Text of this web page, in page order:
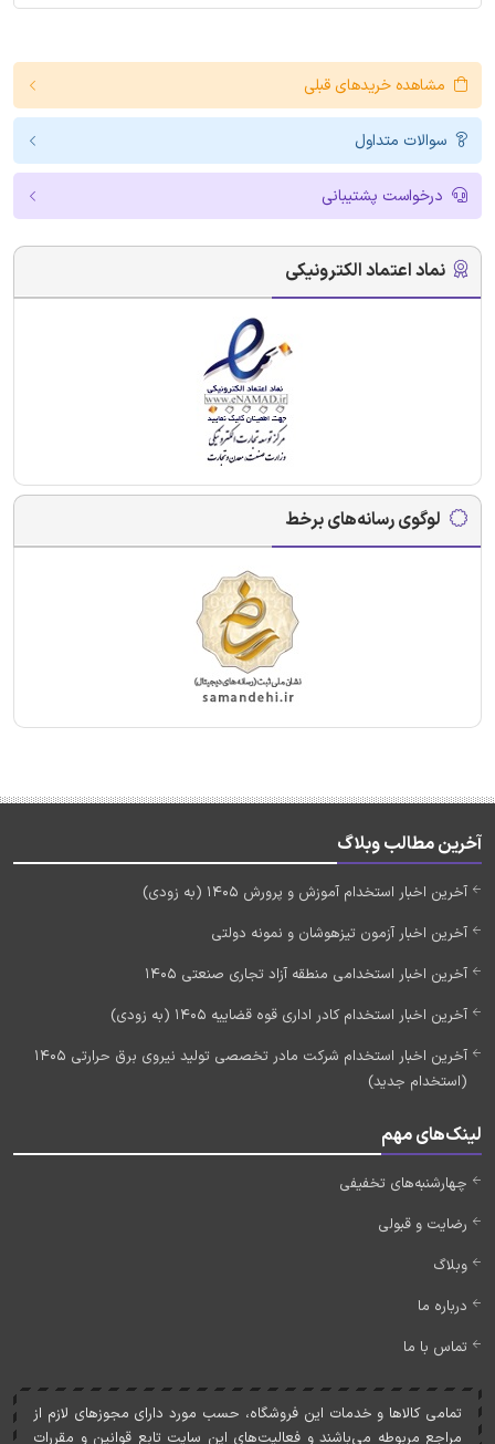
مشاهده خریدهای قبلی
سوالات متداول
درخواست پشتیبانی
نماد اعتماد الکترونیکی
لوگوی رسانه‌های برخط
آخرین مطالب وبلاگ
آخرین اخبار استخدام آموزش و پرورش 1405 (به زودی)
آخرین اخبار آزمون تیزهوشان و نمونه دولتی
آخرین اخبار استخدامی منطقه آزاد تجاری صنعتی 1405
آخرین اخبار استخدام کادر اداری قوه قضاییه 1405 (به زودی)
آخرین اخبار استخدام شرکت مادر تخصصی تولید نیروی برق حرارتی 1405
(استخدام جدید)
لینک‌های مهم
چهارشنبه‌های تخفیفی
رضایت و قبولی
وبلاگ
درباره ما
تماس با ما
تمامی کالاها و خدمات اين فروشگاه، حسب مورد دارای مجوزهای لازم از
مراجع مربوطه می‌باشند و فعاليت‌های اين سايت تابع قوانين و مقررات